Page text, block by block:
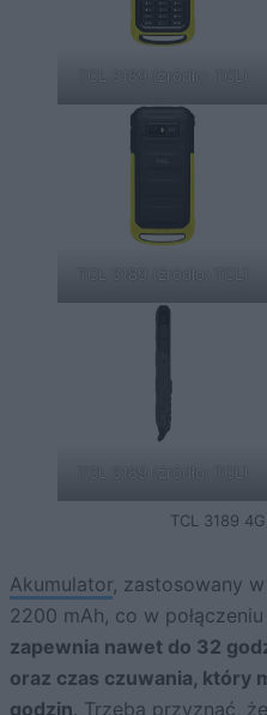
TCL 3189 (źródło: TCL)
TCL 3189 (źródło: TCL)
TCL 3189 (źródło: TCL)
TCL 3189
Akumulator, zastosowany
2200 mAh, co w
zapewnia nawet do 32
oraz czas czuwania, który
godzin. Trzeba przyznać,